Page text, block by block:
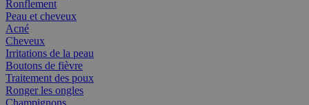
Ronflement
Peau et cheveux
Acné
Cheveux
Irritations de la peau
Boutons de fièvre
Traitement des poux
Ronger les ongles